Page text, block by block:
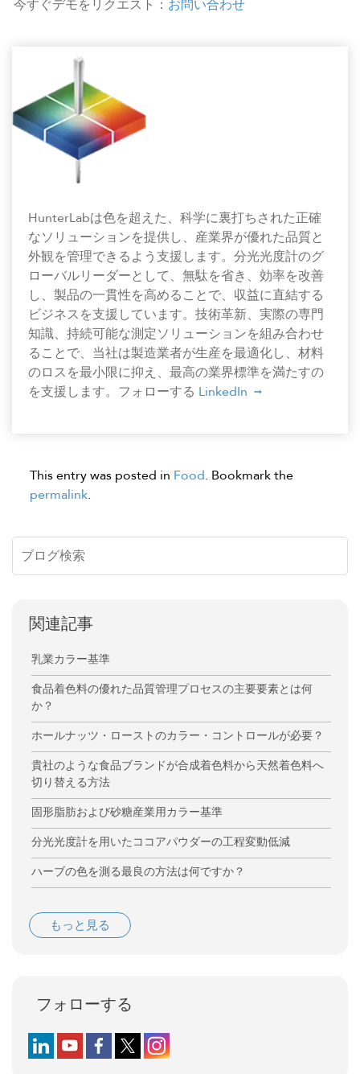
今すぐデモをリクエスト： お問い合わせ
HunterLabは色を超えた、科学に裏打ちされた正確
なソリューションを提供し、産業界が優れた品質と
外観を管理できるよう支援します。分光光度計のグ
ローバルリーダーとして、無駄を省き、効率を改善
し、製品の一貫性を高めることで、収益に直結する
ビジネスを支援しています。技術革新、実際の専門
知識、持続可能な測定ソリューションを組み合わせ
ることで、当社は製造業者が生産を最適化し、材料
のロスを最小限に抑え、最高の業界標準を満たすの
を支援します。フォローする LinkedIn
This entry was posted in Food. Bookmark the
permalink.
関連記事
乳業カラー基準
食品着色料の優れた品質管理プロセスの主要要素とは何
か？
ホールナッツ・ローストのカラー・コントロールが必要？
貴社のような食品ブランドが合成着色料から天然着色料へ
切り替える方法
固形脂肪および砂糖産業用カラー基準
分光光度計を用いたココアパウダーの工程変動低減
ハーブの色を測る最良の方法は何ですか？
もっと見る
フォローする
Follow us on LinkedIn
Follow us on YouTube
Follow us on Facebook
Follow us on X (formerly Twitter)
Follow us on Instagram